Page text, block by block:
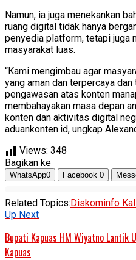
Namun, ia juga menekankan
ruang digital tidak hanya
penyedia platform, tetapi juga
masyarakat luas.
“Kami mengimbau agar
yang aman dan terpercaya
pengawasan atas konten
membahayakan masa depan
konten dan aktivitas digital
aduankonten.id, ungkap
Views: 348
Bagikan ke
WhatsApp0 Facebook 0
Related Topics:Diskominfo
Up Next
Bupati Kapuas HM Wiyatno Lantik
Kapuas